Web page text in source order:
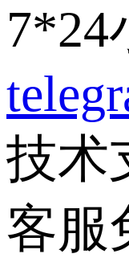
7*24
技术
客服